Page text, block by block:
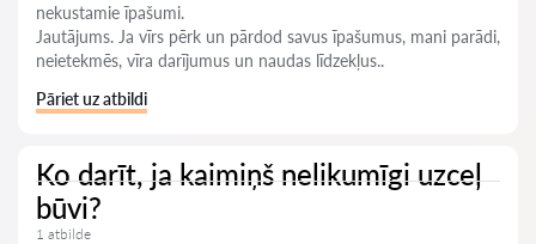
nekustamie īpašumi.
Jautājums. Ja vīrs pērk un pārdod savus īpašumus, mani parādi,
neietekmēs, vīra darījumus un naudas līdzekļus..
Pāriet uz atbildi
Ko darīt, ja kaimiņš nelikumīgi uzceļ
būvi?
1 atbilde